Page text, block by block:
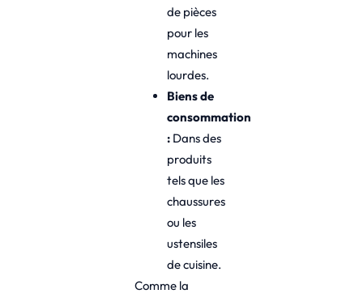
de pièces
pour les
machines
lourdes.
Biens de
consommation
: Dans des
produits
tels que les
chaussures
ou les
ustensiles
de cuisine.
Comme la